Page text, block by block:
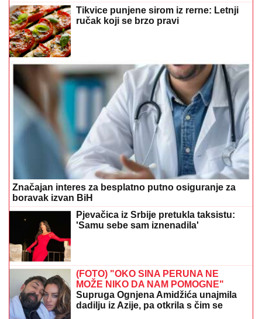
Tikvice punjene sirom iz rerne: Letnji
ručak koji se brzo pravi
Značajan interes za besplatno putno osiguranje za
boravak izvan BiH
Pjevačica iz Srbije pretukla taksistu:
'Samu sebe sam iznenadila'
(FOTO) "OKO SINA PERUNA NE
MOŽE NIKO DA NAM POMOGNE"
Supruga Ognjena Amidžića unajmila
dadilju iz Azije, pa otkrila s čim se